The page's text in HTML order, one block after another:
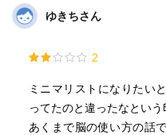
ゆきちさん
2
ミニマリストになりたい
ってたのと違ったなという
あくまで脳の使い方の話